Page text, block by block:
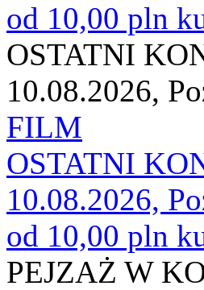
od 10,00 pln
OSTATNI
10.08.2026,
FILM
OSTATNI
10.08.2026,
od 10,00 pln
PEJZAŻ W